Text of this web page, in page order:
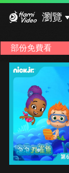
瀏覽
部份免費看